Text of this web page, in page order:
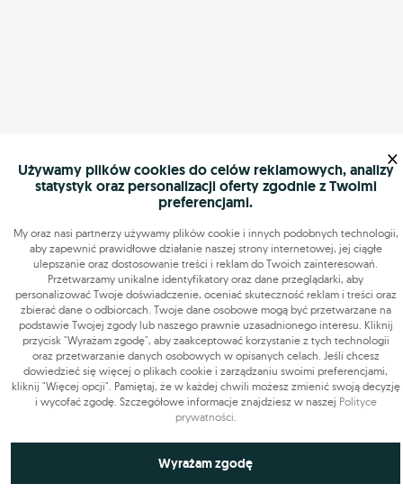
Używamy plików cookies do celów reklamowych, analizy
statystyk oraz personalizacji oferty zgodnie z Twoimi
preferencjami.
My oraz nasi partnerzy używamy plików cookie i innych podobnych technologii,
aby zapewnić prawidłowe działanie naszej strony internetowej, jej ciągłe
ulepszanie oraz dostosowanie treści i reklam do Twoich zainteresowań.
Przetwarzamy unikalne identyfikatory oraz dane przeglądarki, aby
personalizować Twoje doświadczenie, oceniać skuteczność reklam i treści oraz
zbierać dane o odbiorcach. Twoje dane osobowe mogą być przetwarzane na
podstawie Twojej zgody lub naszego prawnie uzasadnionego interesu. Kliknij
przycisk "Wyrażam zgodę", aby zaakceptować korzystanie z tych technologii
oraz przetwarzanie danych osobowych w opisanych celach. Jeśli chcesz
dowiedzieć się więcej o plikach cookie i zarządzaniu swoimi preferencjami,
kliknij "Więcej opcji". Pamiętaj, że w każdej chwili możesz zmienić swoją decyzję
i wycofać zgodę. Szczegółowe informacje znajdziesz w naszej Polityce
prywatności.
Niezbędne do funkcjonowania strony
Wyrażam zgodę
×